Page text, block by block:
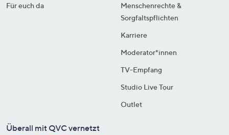
Für euch da
Menschenrechte &
Sorgfaltspflichten
Karriere
Moderator*innen
TV-Empfang
Studio Live Tour
Outlet
Überall mit QVC vernetzt